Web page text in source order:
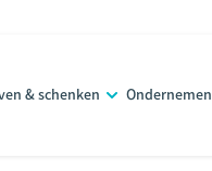
& schenken Ondernemen